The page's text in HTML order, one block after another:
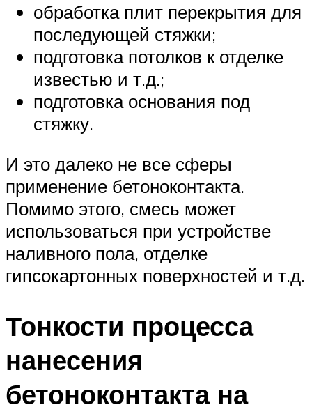
обработка плит перекрытия для
последующей стяжки;
подготовка потолков к отделке
известью и т.д.;
подготовка основания под
стяжку.
И это далеко не все сферы
применение бетоноконтакта.
Помимо этого, смесь может
использоваться при устройстве
наливного пола, отделке
гипсокартонных поверхностей и т.д.
Тонкости процесса
нанесения
бетоноконтакта на